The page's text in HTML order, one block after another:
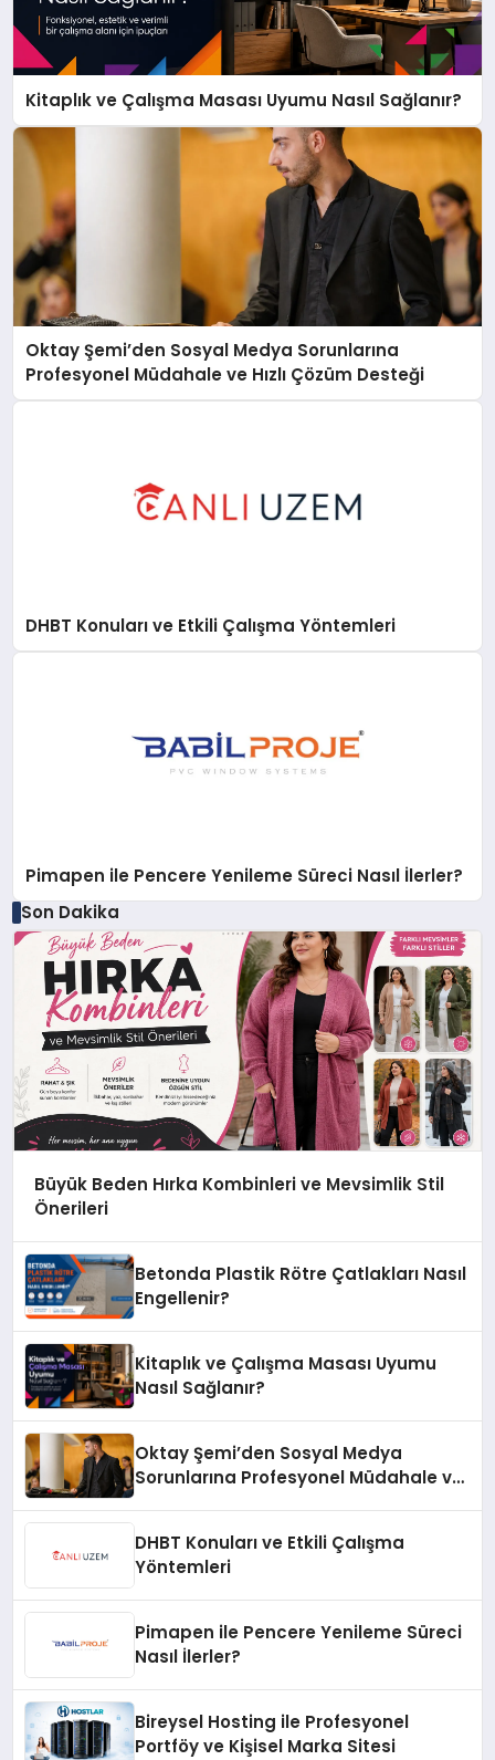
Kitaplık ve Çalışma Masası Uyumu Nasıl Sağlanır?
Oktay Şemi’den Sosyal Medya Sorunlarına
Profesyonel Müdahale ve Hızlı Çözüm Desteği
DHBT Konuları ve Etkili Çalışma Yöntemleri
Pimapen ile Pencere Yenileme Süreci Nasıl İlerler?
Son Dakika
Büyük Beden Hırka Kombinleri ve Mevsimlik Stil
Önerileri
Betonda Plastik Rötre Çatlakları Nasıl
Engellenir?
Kitaplık ve Çalışma Masası Uyumu
Nasıl Sağlanır?
Oktay Şemi’den Sosyal Medya
Sorunlarına Profesyonel Müdahale ve
DHBT Konuları ve Etkili Çalışma
Yöntemleri
Pimapen ile Pencere Yenileme Süreci
Nasıl İlerler?
Bireysel Hosting ile Profesyonel
Portföy ve Kişisel Marka Sitesi